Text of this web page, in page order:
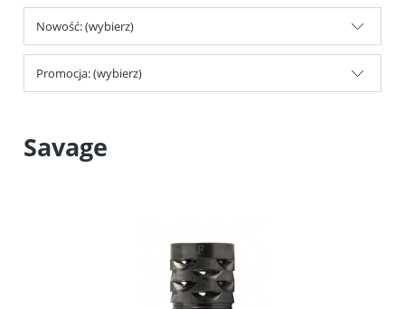
Nowość: (wybierz)
Promocja: (wybierz)
Savage